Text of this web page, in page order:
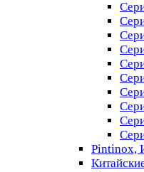
Pintinox,